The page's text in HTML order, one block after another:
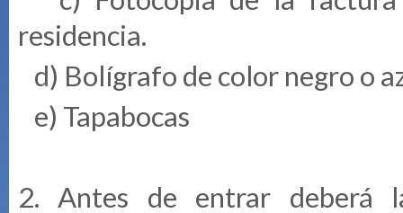
residencia.
d) Bolígrafo de color negro o
e) Tapabocas
2. Antes de entrar deberá